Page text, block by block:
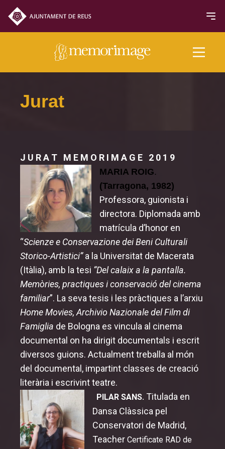
Edició 2019
NOTICIES
Programació
Inauguració i cloenda
Secció Oficial
MemoriReus
MemoriJove
MemoriXics
MemorimageOnline
Informació Pràctica
Pel·lícules
Activitats
Taller: Fem un gif?
Jurat i Premis
Jurat
Jurat
J U R A T M E M O R I M A G E 2 0 1 9
MARIA ROIG.
(Tarragona, 1982)
Professora, guionista i
directora. Diplomada amb
matrícula d’honor en
“Scienze e Conservazione dei Beni Culturali
Storico-Artistici”a la Universitat de Macerata
(Itàlia), amb la tesi “Del calaix a la pantalla.
Memòries, practiques i conservació del cinema
familiar”. La seva tesis i les pràctiques a l’arxiu
Home Movies, Archivio Nazionale del Film di
Famiglia de Bologna es vincula al cinema
documental on ha dirigit documentals i escrit
diversos guions. Actualment treballa al món
del documental, impartint classes de creació
literària i escrivint teatre.
PILAR SANS. Titulada en
Dansa Clàssica pel
Conservatori de Madrid,
Teacher Certificate RAD de